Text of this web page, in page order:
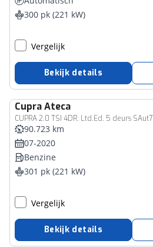
300 pk (221 kW)
Vergelijk
Bekijk details
CupraAteca
CUPRA 2.0 TSI 4DR. Ltd.Ed. 5 deurs SAut7
90.723 km
07-2020
Benzine
301 pk (221 kW)
Vergelijk
Bekijk details